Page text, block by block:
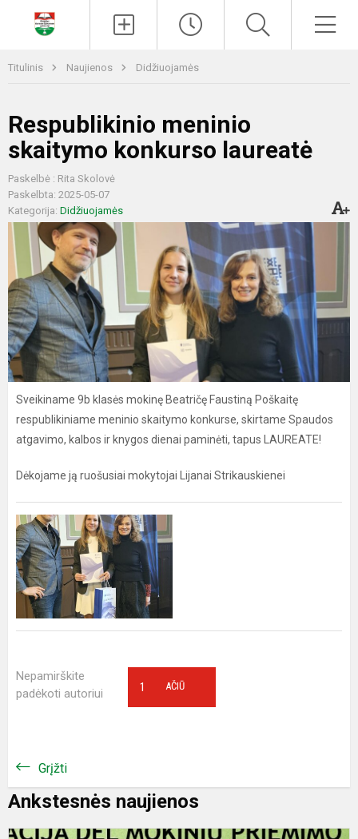
Titulinis Naujienos Didžiuojamės
Respublikinio meninio
skaitymo konkurso laureatė
Paskelbė : Rita Skolovė
Paskelbta: 2025-05-07
Kategorija: Didžiuojamės
Sveikiname 9b klasės mokinę Beatričę Faustiną Poškaitę
respublikiniame meninio skaitymo konkurse, skirtame Spaudos
atgavimo, kalbos ir knygos dienai paminėti, tapus LAUREATE!
Dėkojame ją ruošusiai mokytojai Lijanai Strikauskienei
Nepamirškite
padėkoti autoriui
AČIŪ
1
Grįžti
Ankstesnės naujienos